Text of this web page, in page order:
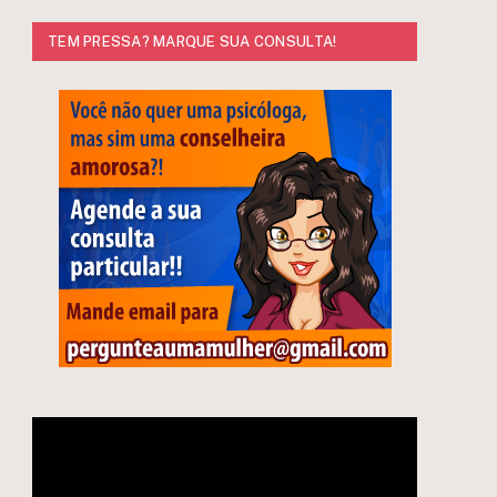
TEM PRESSA? MARQUE SUA CONSULTA!